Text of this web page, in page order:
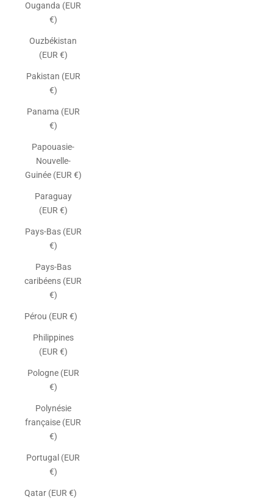
Ouganda (EUR
€)
Ouzbékistan
(EUR €)
Pakistan (EUR
€)
Panama (EUR
€)
Papouasie-
Nouvelle-
Guinée (EUR €)
Paraguay
(EUR €)
Pays-Bas (EUR
€)
Pays-Bas
caribéens (EUR
€)
Pérou (EUR €)
Philippines
(EUR €)
Pologne (EUR
€)
Polynésie
française (EUR
€)
Portugal (EUR
€)
Qatar (EUR €)